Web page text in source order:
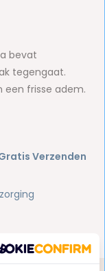
bevat
tegengaat.
een frisse adem.
Verzenden